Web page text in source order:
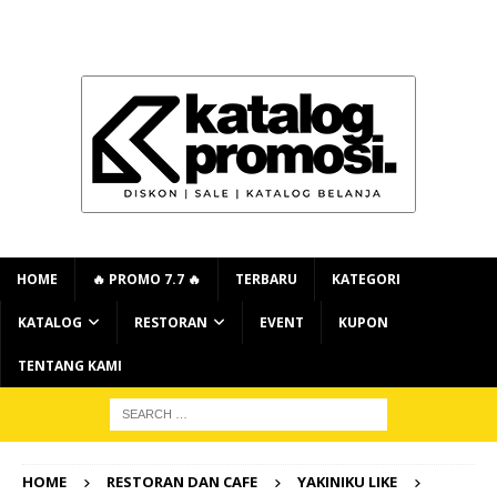
HOME 🔥 PROMO 7.7 🔥 TERBARU KATEGORI
KATALOG RESTORAN EVENT KUPON
TENTANG KAMI
HOME RESTORAN DAN CAFE
YAKINIKU LIKE